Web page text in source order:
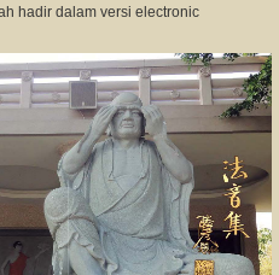
hadir dalam versi electronic